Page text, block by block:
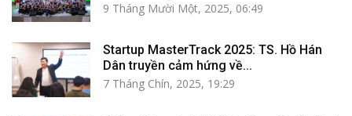
9 Tháng Mười Một, 2025, 06:49
Startup MasterTrack 2025: TS. Hồ Hán
Dân truyền cảm hứng về...
7 Tháng Chín, 2025, 19:29